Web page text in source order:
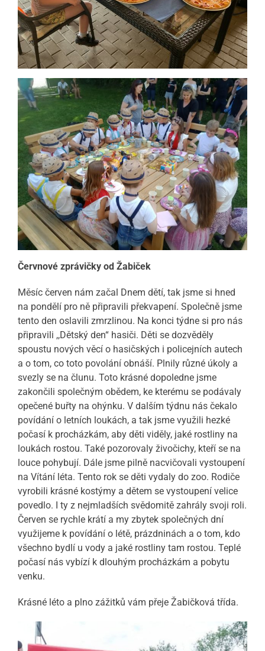
Červnové zprávičky od Žabiček
Měsíc červen nám začal Dnem dětí, tak jsme si hned
na pondělí pro ně připravili překvapení. Společně jsme
tento den oslavili zmrzlinou. Na konci týdne si pro nás
připravili ,,Dětský den“ hasiči. Děti se dozvěděly
spoustu nových věcí o hasičských i policejních autech
a o tom, co toto povolání obnáší. Plnily různé úkoly a
svezly se na člunu. Toto krásné dopoledne jsme
zakončili společným obědem, ke kterému se podávaly
opečené buřty na ohýnku. V dalším týdnu nás čekalo
povídání o letních loukách, a tak jsme využili hezké
počasí k procházkám, aby děti viděly, jaké rostliny na
loukách rostou. Také pozorovaly živočichy, kteří se na
louce pohybují. Dále jsme pilně nacvičovali vystoupení
na Vítání léta. Tento rok se děti vydaly do zoo. Rodiče
vyrobili krásné kostýmy a dětem se vystoupení velice
povedlo. I ty z nejmladších svědomitě zahrály svoji roli.
Červen se rychle krátí a my zbytek společných dní
využijeme k povídání o létě, prázdninách a o tom, kdo
všechno bydlí u vody a jaké rostliny tam rostou. Teplé
počasí nás vybízí k dlouhým procházkám a pobytu
venku.
Krásné léto a plno zážitků vám přeje Žabičková třída.